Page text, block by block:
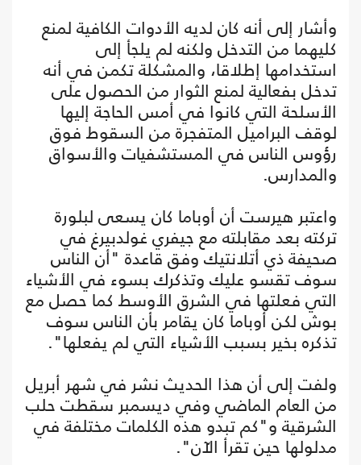
وأشار إلى أنه كان لديه الأدوات الكافية لمنع
كليهما من التدخل ولكنه لم يلجأ إلى
استخدامها إطلاقا، والمشكلة تكمن في أنه
تدخل بفعالية لمنع الثوار من الحصول على
الأسلحة التي كانوا في أمس الحاجة إليها
لوقف البراميل المتفجرة من السقوط فوق
رؤوس الناس في المستشفيات والأسواق
والمدارس.
واعتبر هيرست أن أوباما كان يسعى لبلورة
تركته بعد مقابلته مع جيفري غولدبيرغ في
صحيفة ذي أتلانتيك وفق قاعدة "أن الناس
سوف تقسو عليك وتذكرك بسوء في الأشياء
التي فعلتها في الشرق الأوسط كما حصل مع
بوش لكن أوباما كان يقامر بأن الناس سوف
تذكره بخير بسبب الأشياء التي لم يفعلها".
ولفت إلى أن هذا الحديث نشر في شهر أبريل
من العام الماضي وفي ديسمبر سقطت حلب
الشرقية و"كم تبدو هذه الكلمات مختلفة في
مدلولها حين تقرأ الآن".